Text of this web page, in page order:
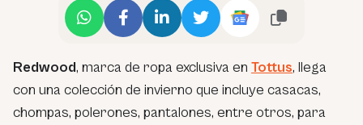
Redwood, marca de ropa exclusiva en Tottus, llega
con una colección de invierno que incluye casacas,
chompas, polerones, pantalones, entre otros, para